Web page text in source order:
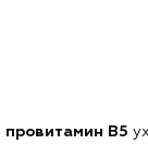
провитамин В5